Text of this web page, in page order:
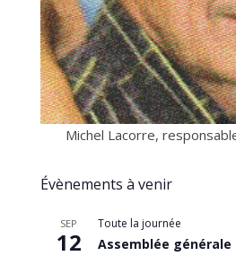
Michel Lacorre,
Évènements à venir
SEP
12
Toute la journée
Assemblée